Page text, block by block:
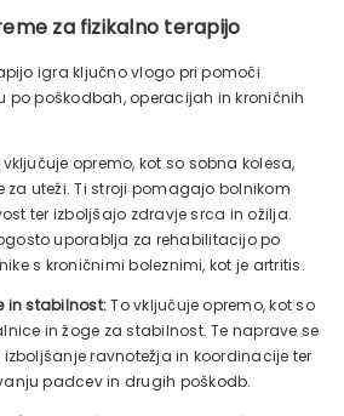
za fizikalno terapijo
igra ključno vlogo pri pomoči
po poškodbah, operacijah in kroničnih
vključuje opremo, kot so sobna kolesa,
za uteži. Ti stroji pomagajo bolnikom
ter izboljšajo zdravje srca in ožilja.
uporablja za rehabilitacijo po
s kroničnimi boleznimi, kot je artritis.
in stabilnost:To vključuje opremo, kot so
in žoge za stabilnost. Te naprave se
ravnotežja in koordinacije ter
padcev in drugih poškodb.